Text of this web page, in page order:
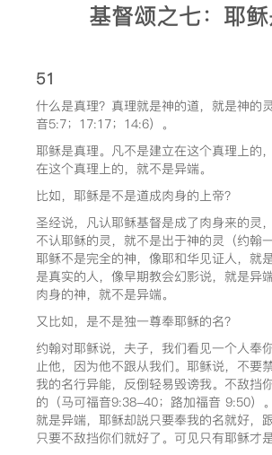
基督颂之七：耶
51
什么是真理？真理就是神的道，就是神的
音5:7；17:17；14:6）。
耶稣是真理。凡不是建立在这个真理上的
在这个真理上的，就不是异端。
比如，耶稣是不是道成肉身的上帝？
圣经说，凡认耶稣基督是成了肉身来的灵
不认耶稣的灵，就不是出于神的灵（约翰
耶稣不是完全的神，像耶和华见证人，就
是真实的人，像早期教会幻影说，就是异
肉身的神，就不是异端。
又比如，是不是独一尊奉耶稣的名？
约翰对耶稣说，夫子，我们看见一个人奉
止他，因为他不跟从我们。耶稣说，不要
我的名行异能，反倒轻易毁谤我。不敌挡
的（马可福音9:38-40；路加福音 9:50）
就是异端，耶稣却説只要奉我的名就好，
只要不敌挡你们就好了。可见只有耶稣才